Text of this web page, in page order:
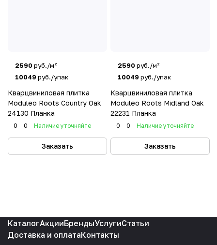
2590 руб./м²
10049 руб./упак
Кварцвиниловая плитка
Moduleo Roots Country Oak
24130 Планка
0 0 Наличие уточняйте
Заказать
2590 руб./м²
10049 руб./упак
Кварцвиниловая плитка
Moduleo Roots Midland Oak
22231 Планка
0 0 Наличие уточняйте
Заказать
КаталогАкцииБрендыУслугиСтатьи
Доставка и оплатаКонтакты